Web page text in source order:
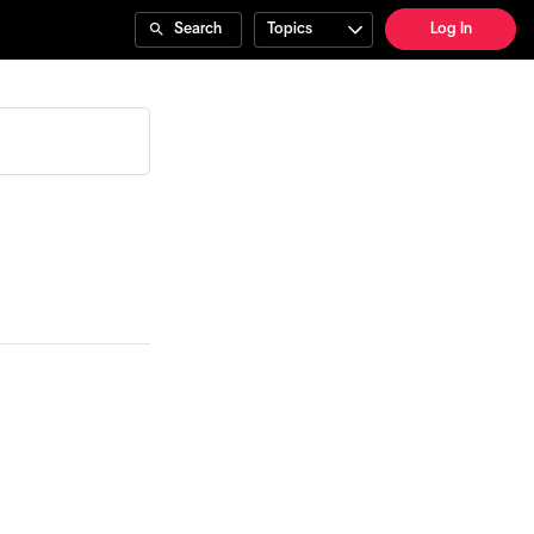
Search Topics Log In